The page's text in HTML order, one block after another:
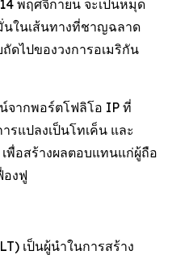
พฤศจิกายน จะเป็นหมุด
ในเส้นทางที่ชาญฉลาด
ดไปของวงการอเมริกัน
จากพอร์ตโฟลิโอ IP ที่
แปลงเป็นโทเค็น และ
พื่อสร้างผลตอบแทนแก่ผู้ถือ
องฟู
เป็นผู้นำในการสร้าง